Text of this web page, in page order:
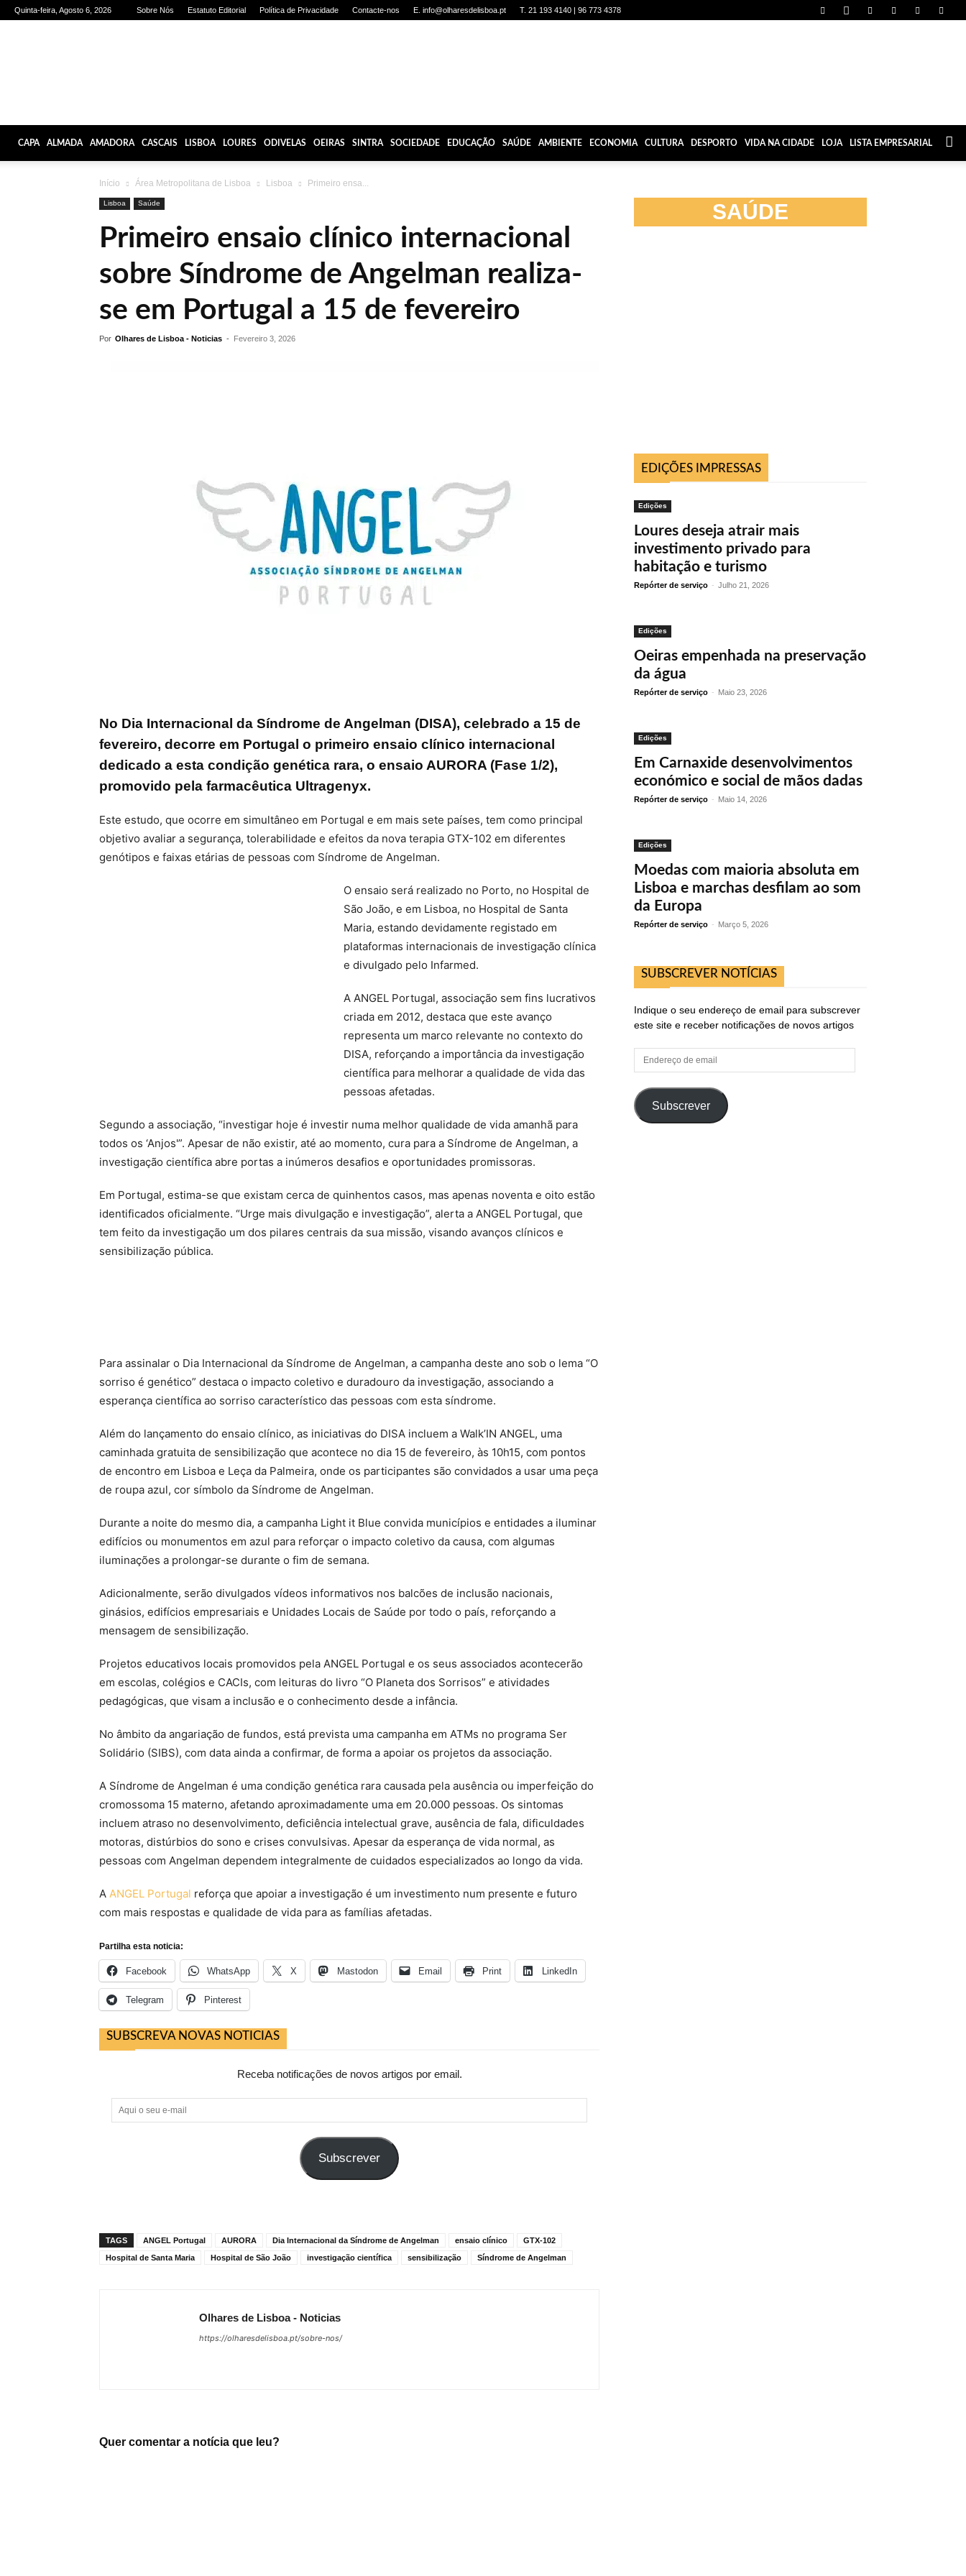
Quinta-feira, Agosto 6, 2026 Sobre Nós Estatuto Editorial Política de Privacidade Contacte-nos E. info@olharesdelisboa.pt T. 21 193 4140 | 96 773 4378
CAPA ALMADA AMADORA CASCAIS LISBOA LOURES ODIVELAS OEIRAS SINTRA SOCIEDADE EDUCAÇÃO SAÚDE AMBIENTE ECONOMIA CULTURA DESPORTO VIDA NA CIDADE LOJA LISTA EMPRESARIAL
Início Área Metropolitana de Lisboa Lisboa Primeiro ensa...
Lisboa Saúde
Primeiro ensaio clínico internacional
sobre Síndrome de Angelman realiza-
se em Portugal a 15 de fevereiro
Por Olhares de Lisboa - Noticias - Fevereiro 3, 2026
No Dia Internacional da Síndrome de Angelman (DISA), celebrado a 15 de
fevereiro, decorre em Portugal o primeiro ensaio clínico internacional
dedicado a esta condição genética rara, o ensaio AURORA (Fase 1/2),
promovido pela farmacêutica Ultragenyx.
Este estudo, que ocorre em simultâneo em Portugal e em mais sete países, tem como principal
objetivo avaliar a segurança, tolerabilidade e efeitos da nova terapia GTX-102 em diferentes
genótipos e faixas etárias de pessoas com Síndrome de Angelman.
O ensaio será realizado no Porto, no Hospital de
São João, e em Lisboa, no Hospital de Santa
Maria, estando devidamente registado em
plataformas internacionais de investigação clínica
e divulgado pelo Infarmed.
A ANGEL Portugal, associação sem fins lucrativos
criada em 2012, destaca que este avanço
representa um marco relevante no contexto do
DISA, reforçando a importância da investigação
científica para melhorar a qualidade de vida das
pessoas afetadas.
Segundo a associação, “investigar hoje é investir numa melhor qualidade de vida amanhã para
todos os ‘Anjos'”. Apesar de não existir, até ao momento, cura para a Síndrome de Angelman, a
investigação científica abre portas a inúmeros desafios e oportunidades promissoras.
Em Portugal, estima-se que existam cerca de quinhentos casos, mas apenas noventa e oito estão
identificados oficialmente. “Urge mais divulgação e investigação”, alerta a ANGEL Portugal, que
tem feito da investigação um dos pilares centrais da sua missão, visando avanços clínicos e
sensibilização pública.
Para assinalar o Dia Internacional da Síndrome de Angelman, a campanha deste ano sob o lema “O
sorriso é genético” destaca o impacto coletivo e duradouro da investigação, associando a
esperança científica ao sorriso característico das pessoas com esta síndrome.
Além do lançamento do ensaio clínico, as iniciativas do DISA incluem a Walk’IN ANGEL, uma
caminhada gratuita de sensibilização que acontece no dia 15 de fevereiro, às 10h15, com pontos
de encontro em Lisboa e Leça da Palmeira, onde os participantes são convidados a usar uma peça
de roupa azul, cor símbolo da Síndrome de Angelman.
Durante a noite do mesmo dia, a campanha Light it Blue convida municípios e entidades a iluminar
edifícios ou monumentos em azul para reforçar o impacto coletivo da causa, com algumas
iluminações a prolongar-se durante o fim de semana.
Adicionalmente, serão divulgados vídeos informativos nos balcões de inclusão nacionais,
ginásios, edifícios empresariais e Unidades Locais de Saúde por todo o país, reforçando a
mensagem de sensibilização.
Projetos educativos locais promovidos pela ANGEL Portugal e os seus associados acontecerão
em escolas, colégios e CACIs, com leituras do livro “O Planeta dos Sorrisos” e atividades
pedagógicas, que visam a inclusão e o conhecimento desde a infância.
No âmbito da angariação de fundos, está prevista uma campanha em ATMs no programa Ser
Solidário (SIBS), com data ainda a confirmar, de forma a apoiar os projetos da associação.
A Síndrome de Angelman é uma condição genética rara causada pela ausência ou imperfeição do
cromossoma 15 materno, afetando aproximadamente uma em 20.000 pessoas. Os sintomas
incluem atraso no desenvolvimento, deficiência intelectual grave, ausência de fala, dificuldades
motoras, distúrbios do sono e crises convulsivas. Apesar da esperança de vida normal, as
pessoas com Angelman dependem integralmente de cuidados especializados ao longo da vida.
A ANGEL Portugal reforça que apoiar a investigação é um investimento num presente e futuro
com mais respostas e qualidade de vida para as famílias afetadas.
Partilha esta noticia:
Facebook WhatsApp X Mastodon Email Print LinkedIn
Telegram Pinterest
SUBSCREVA NOVAS NOTICIAS
Receba notificações de novos artigos por email.
Aqui
o
Subscrever
TAGS ANGEL Portugal AURORA Dia Internacional da Síndrome de Angelman ensaio clínico
GTX-102
Hospital de Santa Maria
Hospital de São João investigação científica sensibilização Síndrome de Angelman
Olhares de Lisboa - Noticias
https://olharesdelisboa.pt/sobre-nos/
Quer comentar a notícia que leu?
SAÚDE
EDIÇÕES IMPRESSAS
Edições
Loures deseja atrair mais
investimento privado para
habitação e turismo
Repórter de serviço - Julho 21, 2026
Edições
Oeiras empenhada na preservação
da água
Repórter de serviço - Maio 23, 2026
Edições
Em Carnaxide desenvolvimentos
económico e social de mãos dadas
Repórter de serviço - Maio 14, 2026
Edições
Moedas com maioria absoluta em
Lisboa e marchas desfilam ao som
da Europa
Repórter de serviço - Março 5, 2026
SUBSCREVER NOTÍCIAS
Indique o seu endereço de email para subscrever
este site e receber notificações de novos artigos
Endereço
de
Subscrever